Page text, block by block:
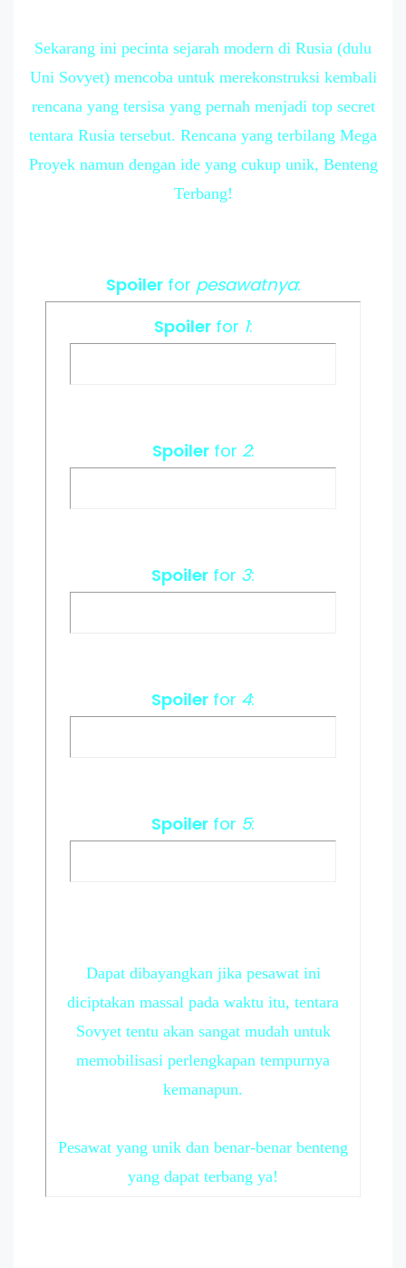
Sekarang ini pecinta sejarah modern di Rusia (dulu
Uni Sovyet) mencoba untuk merekonstruksi kembali
rencana yang tersisa yang pernah menjadi top secret
tentara Rusia tersebut. Rencana yang terbilang Mega
Proyek namun dengan ide yang cukup unik, Benteng
Terbang!
Spoilerfor pesawatnya:
Spoilerfor 1:
Spoilerfor 2:
Spoiler for 3:
Spoiler for 4:
Spoiler for 5:
Dapat dibayangkan jika pesawat ini
diciptakan massal pada waktu itu, tentara
Sovyet tentu akan sangat mudah untuk
memobilisasi perlengkapan tempurnya
kemanapun.
Pesawat yang unik dan benar-benar benteng
yang dapat terbang ya!